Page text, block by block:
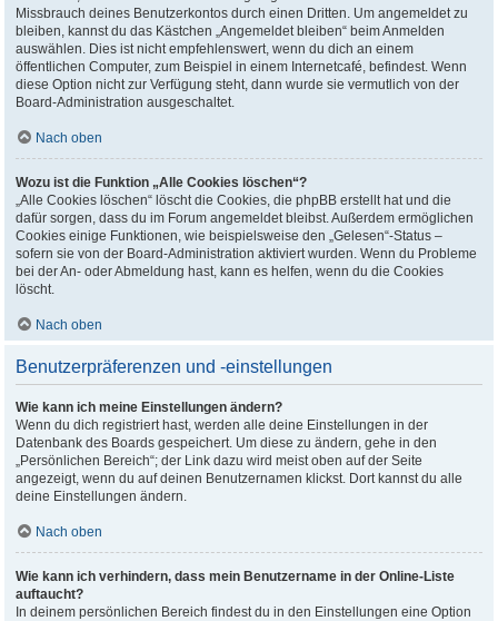
Missbrauch deines Benutzerkontos durch einen Dritten. Um angemeldet zu
bleiben, kannst du das Kästchen „Angemeldet bleiben“ beim Anmelden
auswählen. Dies ist nicht empfehlenswert, wenn du dich an einem
öffentlichen Computer, zum Beispiel in einem Internetcafé, befindest. Wenn
diese Option nicht zur Verfügung steht, dann wurde sie vermutlich von der
Board-Administration ausgeschaltet.
Nach oben
Wozu ist die Funktion „Alle Cookies löschen“?
„Alle Cookies löschen“ löscht die Cookies, die phpBB erstellt hat und die
dafür sorgen, dass du im Forum angemeldet bleibst. Außerdem ermöglichen
Cookies einige Funktionen, wie beispielsweise den „Gelesen“-Status –
sofern sie von der Board-Administration aktiviert wurden. Wenn du Probleme
bei der An- oder Abmeldung hast, kann es helfen, wenn du die Cookies
löscht.
Nach oben
Benutzerpräferenzen und -einstellungen
Wie kann ich meine Einstellungen ändern?
Wenn du dich registriert hast, werden alle deine Einstellungen in der
Datenbank des Boards gespeichert. Um diese zu ändern, gehe in den
„Persönlichen Bereich“; der Link dazu wird meist oben auf der Seite
angezeigt, wenn du auf deinen Benutzernamen klickst. Dort kannst du alle
deine Einstellungen ändern.
Nach oben
Wie kann ich verhindern, dass mein Benutzername in der Online-Liste
auftaucht?
In deinem persönlichen Bereich findest du in den Einstellungen eine Option